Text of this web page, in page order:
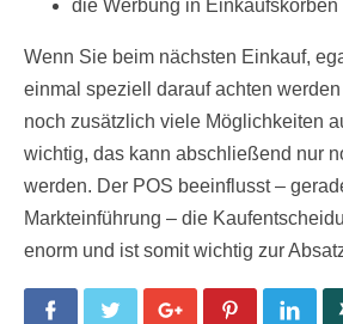
die Werbung in Einkaufskörben
Wenn Sie beim nächsten Einkauf,
einmal speziell darauf achten
noch zusätzlich viele Möglichkeiten
wichtig, das kann abschließend nur
werden. Der POS beeinflusst –
Markteinführung – die
enorm und ist somit wichtig zur
Facebook Twitter Google+ Pinterest